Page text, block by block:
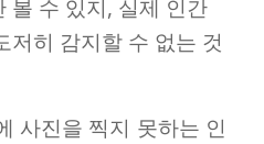
볼 수 있지, 실제 인간
저히 감지할 수 없는 것
사진을 찍지 못하는 인